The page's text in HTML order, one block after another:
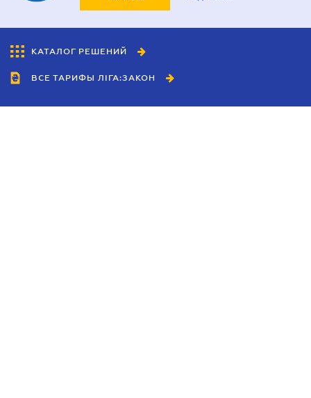
КАТАЛОГ РЕШЕНИЙ
ВСЕ ТАРИФЫ ЛІГА:ЗАКОН